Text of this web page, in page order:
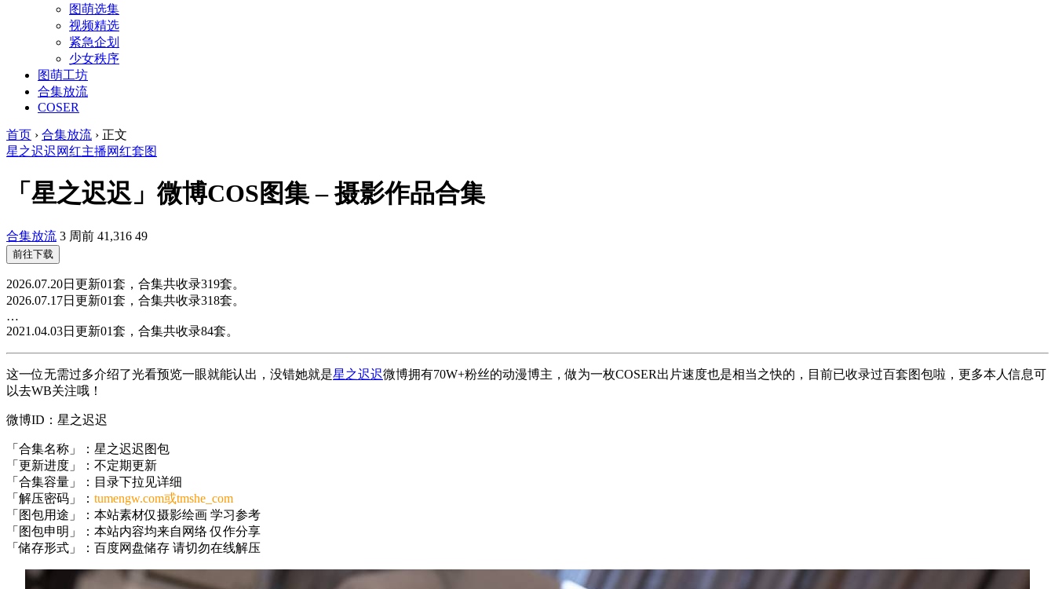
图萌选集
视频精选
紧急企划
少女秩序
图萌工坊
合集放流
COSER
首页 › 合集放流 › 正文
星之迟迟网红主播网红套图
「星之迟迟」微博COS图集 – 摄影作品合集
合集放流 3 周前 41,316 49
前往下载
2026.07.20日更新01套，合集共收录319套。
2026.07.17日更新01套，合集共收录318套。
…
2021.04.03日更新01套，合集共收录84套。
这一位无需过多介绍了光看预览一眼就能认出，没错她就是星之迟迟微博拥有70W+粉丝的动漫博主，做为一枚COSER出片速度也是相当之快的，目前已收录过百套图包啦，更多本人信息可
以去WB关注哦！
微博ID：星之迟迟
「合集名称」：星之迟迟图包
「更新进度」：不定期更新
「合集容量」：目录下拉见详细
「解压密码」： tumengw.com或tmshe_com
「图包用途」：本站素材仅摄影绘画 学习参考
「图包申明」：本站内容均来自网络 仅作分享
「储存形式」：百度网盘储存 请切勿在线解压